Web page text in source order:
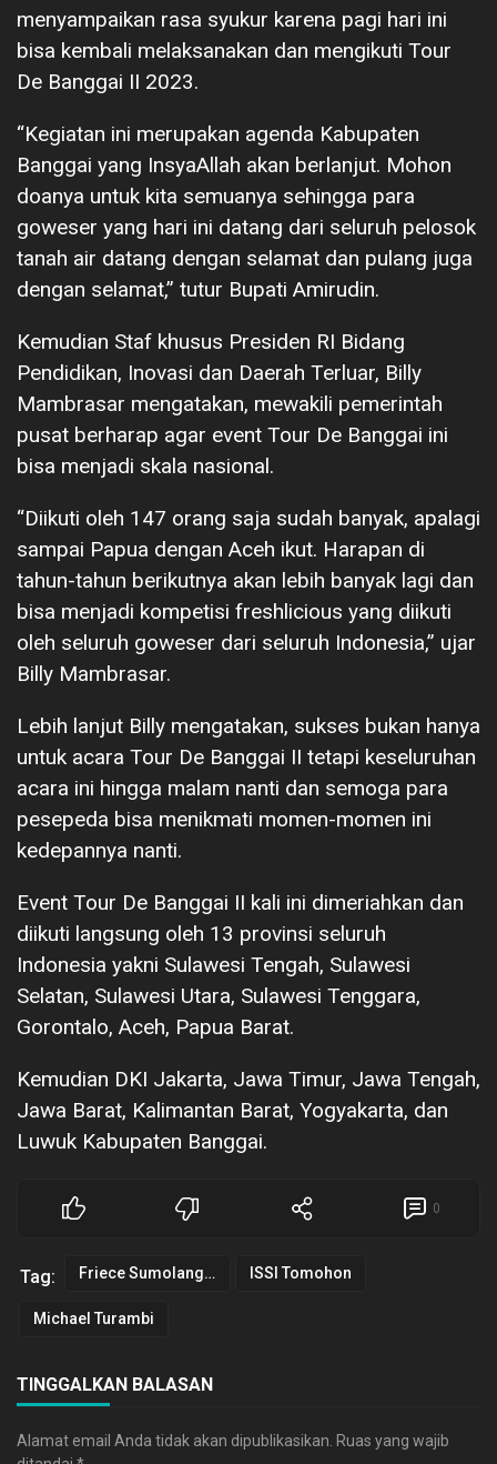
menyampaikan rasa syukur karena pagi hari ini
bisa kembali melaksanakan dan mengikuti Tour
De Banggai II 2023.
“Kegiatan ini merupakan agenda Kabupaten
Banggai yang InsyaAllah akan berlanjut. Mohon
doanya untuk kita semuanya sehingga para
goweser yang hari ini datang dari seluruh pelosok
tanah air datang dengan selamat dan pulang juga
dengan selamat,” tutur Bupati Amirudin.
Kemudian Staf khusus Presiden RI Bidang
Pendidikan, Inovasi dan Daerah Terluar, Billy
Mambrasar mengatakan, mewakili pemerintah
pusat berharap agar event Tour De Banggai ini
bisa menjadi skala nasional.
“Diikuti oleh 147 orang saja sudah banyak, apalagi
sampai Papua dengan Aceh ikut. Harapan di
tahun-tahun berikutnya akan lebih banyak lagi dan
bisa menjadi kompetisi freshlicious yang diikuti
oleh seluruh goweser dari seluruh Indonesia,” ujar
Billy Mambrasar.
Lebih lanjut Billy mengatakan, sukses bukan hanya
untuk acara Tour De Banggai II tetapi keseluruhan
acara ini hingga malam nanti dan semoga para
pesepeda bisa menikmati momen-momen ini
kedepannya nanti.
Event Tour De Banggai II kali ini dimeriahkan dan
diikuti langsung oleh 13 provinsi seluruh
Indonesia yakni Sulawesi Tengah, Sulawesi
Selatan, Sulawesi Utara, Sulawesi Tenggara,
Gorontalo, Aceh, Papua Barat.
Kemudian DKI Jakarta, Jawa Timur, Jawa Tengah,
Jawa Barat, Kalimantan Barat, Yogyakarta, dan
Luwuk Kabupaten Banggai.
0
Tag: Friece Sumolang SH MH ISSI Tomohon
Michael Turambi
TINGGALKAN BALASAN
Alamat email Anda tidak akan dipublikasikan. Ruas yang wajib